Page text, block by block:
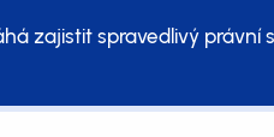
zajistit spravedlivý právní